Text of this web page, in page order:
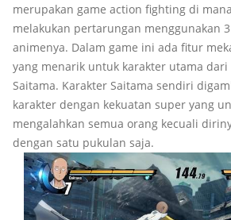
merupakan game action fighting di
melakukan pertarungan menggunakan
animenya. Dalam game ini ada fitur
yang menarik untuk karakter utama
Saitama. Karakter Saitama sendiri
karakter dengan kekuatan super yang
mengalahkan semua orang kecuali
dengan satu pukulan saja.